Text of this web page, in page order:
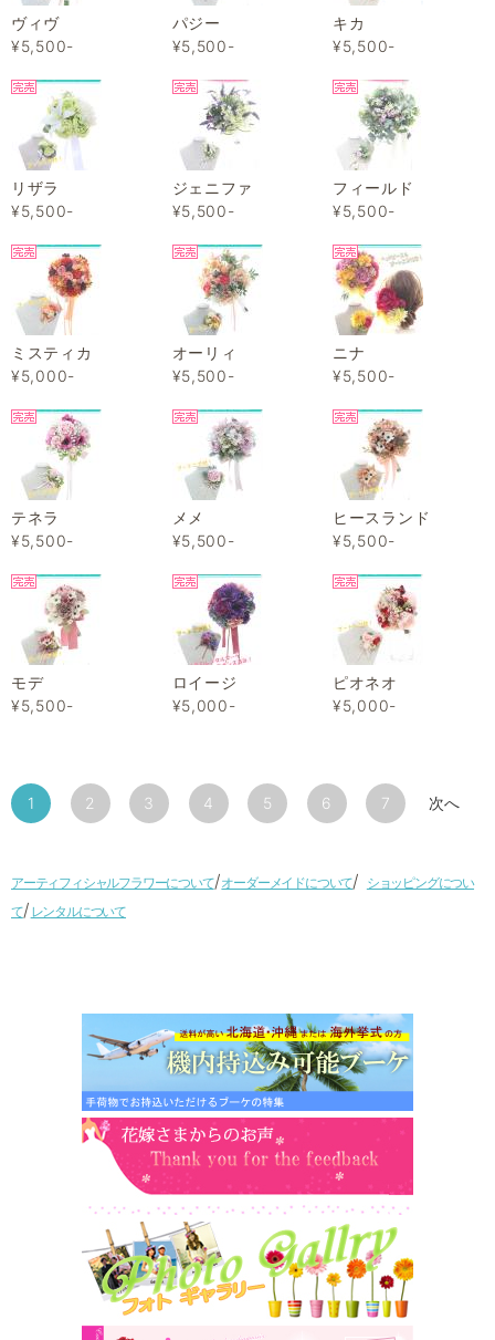
ヴィヴ
¥5,500-
パジー
¥5,500-
キカ
¥5,500-
リザラ
¥5,500-
ジェニファ
¥5,500-
フィールド
¥5,500-
ミスティカ
¥5,000-
オーリィ
¥5,500-
ニナ
¥5,500-
テネラ
¥5,500-
メメ
¥5,500-
ヒースランド
¥5,500-
モデ
¥5,500-
ロイージ
¥5,000-
ピオネオ
¥5,000-
1 2 3 4 5 6 7 次へ
アーティフィシャルフラワーについて/オーダーメイドについて/ ショッピングについ
て/ レンタルについて